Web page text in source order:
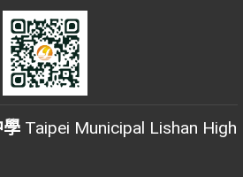
學 Taipei Municipal Lishan High